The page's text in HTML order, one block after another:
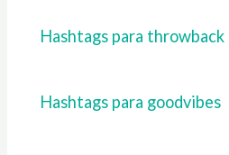
Hashtags para throwback
Hashtags para goodvibes